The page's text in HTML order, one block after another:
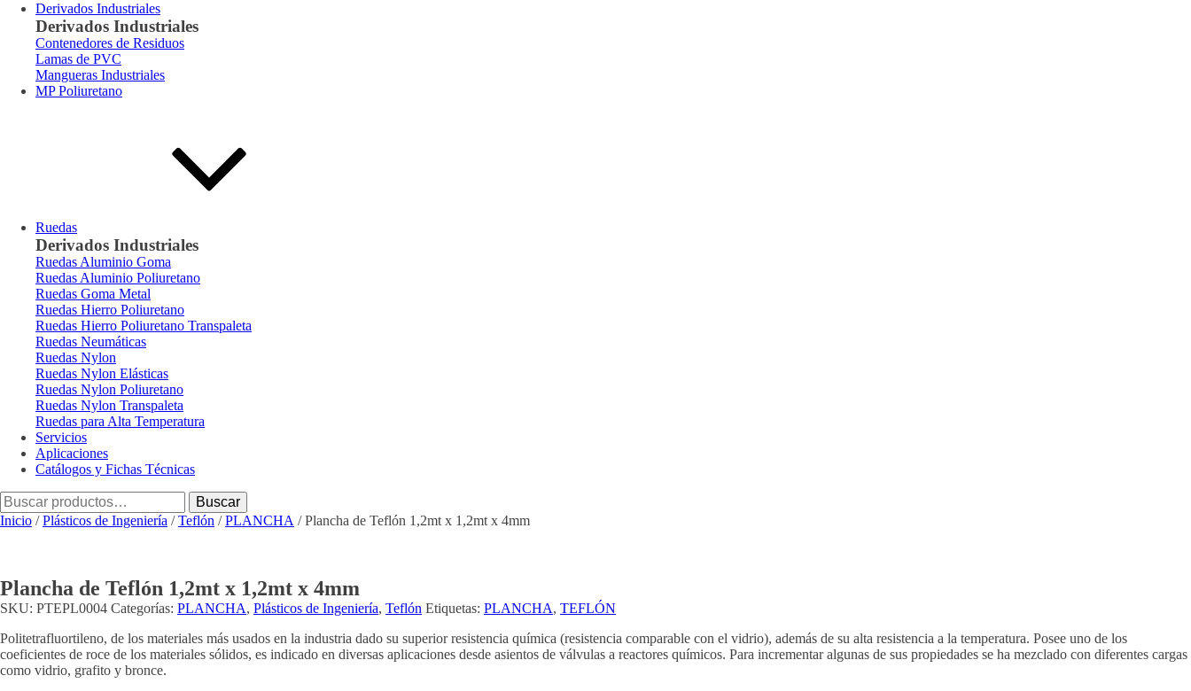
Derivados Industriales
Derivados Industriales
Contenedores de Residuos
Lamas de PVC
Mangueras Industriales
MP Poliuretano
Ruedas
Derivados Industriales
Ruedas Aluminio Goma
Ruedas Aluminio Poliuretano
Ruedas Goma Metal
Ruedas Hierro Poliuretano
Ruedas Hierro Poliuretano Transpaleta
Ruedas Neumáticas
Ruedas Nylon
Ruedas Nylon Elásticas
Ruedas Nylon Poliuretano
Ruedas Nylon Transpaleta
Ruedas para Alta Temperatura
Servicios
Aplicaciones
Catálogos y Fichas Técnicas
Buscar
por:
Buscar
Inicio /Plásticos de Ingeniería /Teflón /PLANCHA / Plancha de Teflón 1,2mt x 1,2mt x 4mm
Plancha de Teflón 1,2mt x 1,2mt x 4mm
SKU: PTEPL0004 Categorías: PLANCHA, Plásticos de Ingeniería, Teflón Etiquetas: PLANCHA, TEFLÓN
Politetrafluortileno, de los materiales más usados en la industria dado su superior resistencia química (resistencia comparable con el vidrio), además de su alta resistencia a la temperatura. Posee uno de los
coeficientes de roce de los materiales sólidos, es indicado en diversas aplicaciones desde asientos de válvulas a reactores químicos. Para incrementar algunas de sus propiedades se ha mezclado con diferentes cargas
como vidrio, grafito y bronce.